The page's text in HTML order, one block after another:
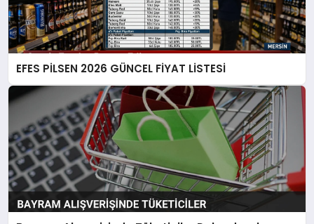
EFES PİLSEN 2026 GÜNCEL FİYAT LİSTESİ